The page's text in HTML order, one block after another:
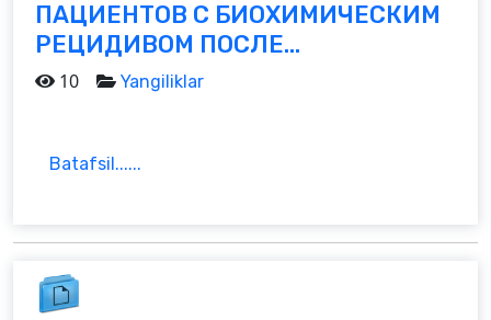
ПАЦИЕНТОВ С БИОХИМИЧЕСКИМ
РЕЦИДИВОМ ПОСЛЕ...
10 Yangiliklar
Batafsil......